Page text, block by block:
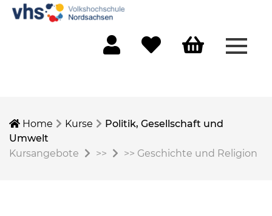
Home Kurse
Politik, Gesellschaft und
Umwelt
Kursangebote
>> >> Geschichte und Religion